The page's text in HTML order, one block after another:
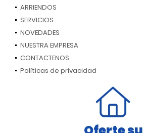
ARRIENDOS
SERVICIOS
NOVEDADES
NUESTRA EMPRESA
CONTACTENOS
Políticas de privacidad